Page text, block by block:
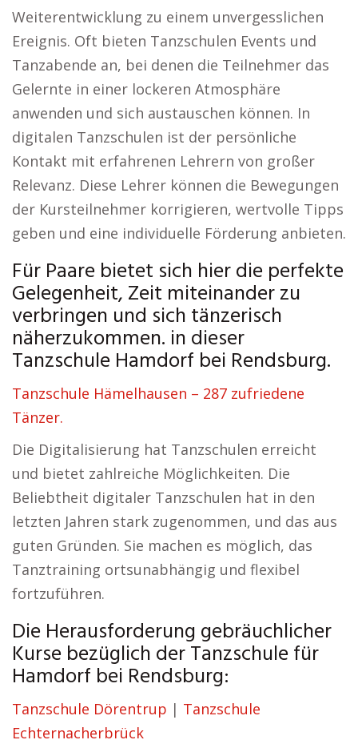
Weiterentwicklung zu einem unvergesslichen
Ereignis. Oft bieten Tanzschulen Events und
Tanzabende an, bei denen die Teilnehmer das
Gelernte in einer lockeren Atmosphäre
anwenden und sich austauschen können. In
digitalen Tanzschulen ist der persönliche
Kontakt mit erfahrenen Lehrern von großer
Relevanz. Diese Lehrer können die Bewegungen
der Kursteilnehmer korrigieren, wertvolle Tipps
geben und eine individuelle Förderung anbieten.
Für Paare bietet sich hier die perfekte
Gelegenheit, Zeit miteinander zu
verbringen und sich tänzerisch
näherzukommen. in dieser
Tanzschule Hamdorf bei Rendsburg.
Tanzschule Hämelhausen – 287 zufriedene
Tänzer.
Die Digitalisierung hat Tanzschulen erreicht
und bietet zahlreiche Möglichkeiten. Die
Beliebtheit digitaler Tanzschulen hat in den
letzten Jahren stark zugenommen, und das aus
guten Gründen. Sie machen es möglich, das
Tanztraining ortsunabhängig und flexibel
fortzuführen.
Die Herausforderung gebräuchlicher
Kurse bezüglich der Tanzschule für
Hamdorf bei Rendsburg:
Tanzschule Dörentrup | Tanzschule
Echternacherbrück